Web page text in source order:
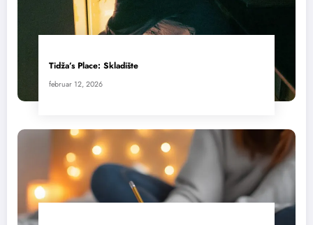
Tidža’s Place: Skladište
februar 12, 2026